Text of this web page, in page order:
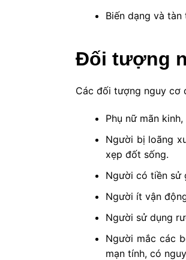
Biến dạng và
Đối tượng
Các đối tượng nguy cơ
Phụ nữ mãn
Người bị loãng
xẹp đốt sống.
Người có tiền sử
Người ít vận
Người sử dụng
Người mắc các
mạn tính, có